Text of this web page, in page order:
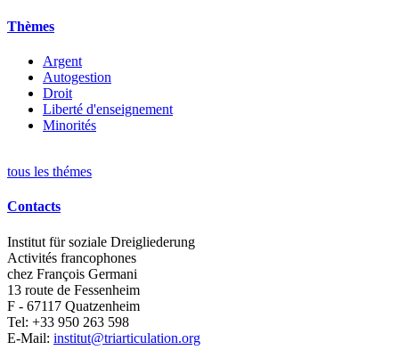
Thèmes
Argent
Autogestion
Droit
Liberté d'enseignement
Minorités
tous les thémes
Contacts
Institut für soziale Dreigliederung
Activités francophones
chez François Germani
13 route de Fessenheim
F - 67117 Quatzenheim
Tel: +33 950 263 598
E-Mail: institut@triarticulation.org